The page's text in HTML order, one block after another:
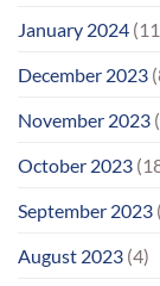
January 2024
December 2023
November 2023
October 2023
September 2023
August 2023 (4)